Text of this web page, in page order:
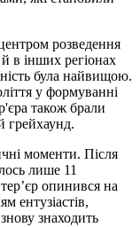
розведення
в інших регіонах
була найвищою.
у формуванні
також брали
грейхаунд.
моменти. Після
лише 11
опинився на
ентузіастів,
знаходить